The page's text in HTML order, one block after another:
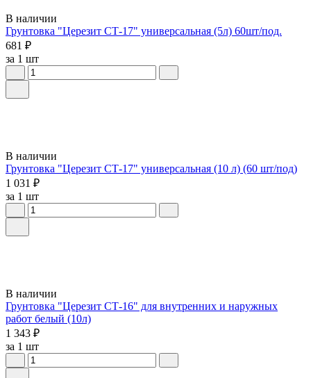
В наличии
Грунтовка "Церезит СТ-17" универсальная (5л) 60шт/под.
681 ₽
за 1 шт
В наличии
Грунтовка "Церезит СТ-17" универсальная (10 л) (60 шт/под)
1 031 ₽
за 1 шт
В наличии
Грунтовка "Церезит СТ-16" для внутренних и наружных
работ белый (10л)
1 343 ₽
за 1 шт